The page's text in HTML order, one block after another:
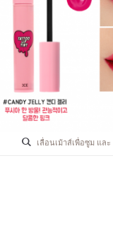
เลื่อนเม้าส์เพื่อซูม แล